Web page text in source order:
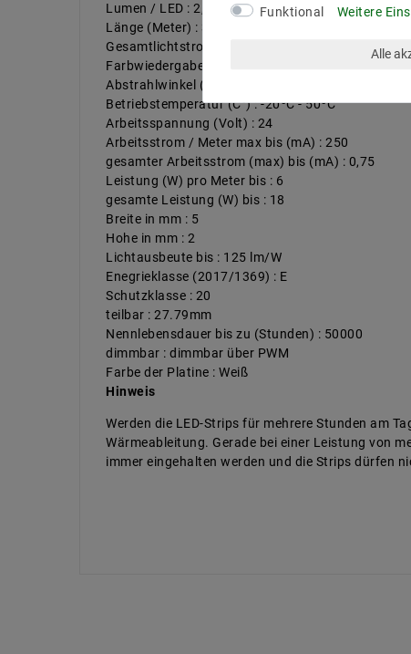
Lumen / LED : 2,6
Länge (Meter) : 3
Gesamtlichtstrom bis : 2246
Farbwiedergabe : 92
Abstrahlwinkel (Grad) : 120
Betriebstemperatur (C°) : -20ºC - 50ºC
Arbeitsspannung (Volt) : 24
Arbeitsstrom / Meter max bis (mA) : 250
gesamter Arbeitsstrom (max) bis (mA) : 0,75
Leistung (W) pro Meter bis : 6
gesamte Leistung (W) bis : 18
Breite in mm : 5
Hohe in mm : 2
Lichtausbeute bis : 125 lm/W
Enegrieklasse (2017/1369) : E
Schutzklasse : 20
teilbar : 27.79mm
Nennlebensdauer bis zu (Stunden) : 50000
dimmbar : dimmbar über PWM
Farbe der Platine : Weiß
Hinweis
Werden die LED-Strips für mehrere Stunden am
Wärmeableitung. Gerade bei einer Leistung von
immer eingehalten werden und die Strips dürfen
Funktional Weitere
Alle